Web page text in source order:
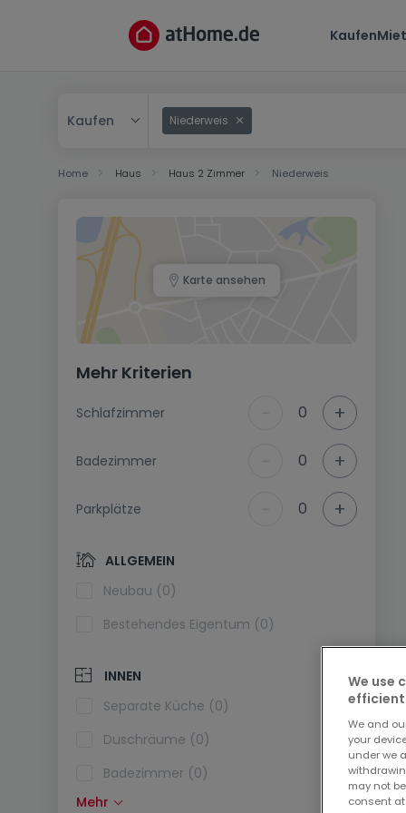
Kaufen
Kaufen Niederweis
Home Haus Haus 2 Zimmer Niederweis
Karte ansehen
Mehr Kriterien
Schlafzimmer 0 +
Badezimmer 0 +
Parkplätze 0 +
ALLGEMEIN
Neubau (0)
Bestehendes Eigentum (0)
INNEN
Separate Küche (0)
Duschräume (0)
Badezimmer (0)
Einbauküche (0)
Mehr
We use
We and
your
under we
may not
consent